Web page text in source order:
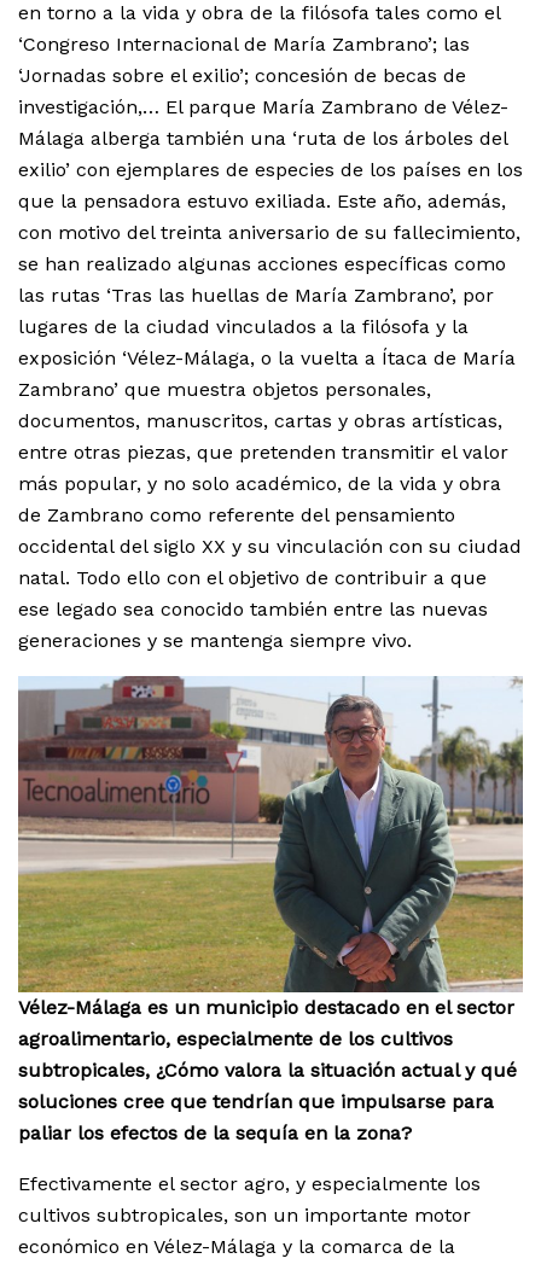
en torno a la vida y obra de la filósofa tales como el
‘Congreso Internacional de María Zambrano’; las
‘Jornadas sobre el exilio’; concesión de becas de
investigación,… El parque María Zambrano de Vélez-
Málaga alberga también una ‘ruta de los árboles del
exilio’ con ejemplares de especies de los países en los
que la pensadora estuvo exiliada. Este año, además,
con motivo del treinta aniversario de su fallecimiento,
se han realizado algunas acciones específicas como
las rutas ‘Tras las huellas de María Zambrano’, por
lugares de la ciudad vinculados a la filósofa y la
exposición ‘Vélez-Málaga, o la vuelta a Ítaca de María
Zambrano’ que muestra objetos personales,
documentos, manuscritos, cartas y obras artísticas,
entre otras piezas, que pretenden transmitir el valor
más popular, y no solo académico, de la vida y obra
de Zambrano como referente del pensamiento
occidental del siglo XX y su vinculación con su ciudad
natal. Todo ello con el objetivo de contribuir a que
ese legado sea conocido también entre las nuevas
generaciones y se mantenga siempre vivo.
Vélez-Málaga es un municipio destacado en el sector
agroalimentario, especialmente de los cultivos
subtropicales, ¿Cómo valora la situación actual y qué
soluciones cree que tendrían que impulsarse para
paliar los efectos de la sequía en la zona?
Efectivamente el sector agro, y especialmente los
cultivos subtropicales, son un importante motor
económico en Vélez-Málaga y la comarca de la